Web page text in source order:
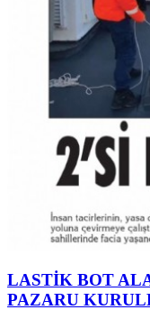
LASTİK BOT
PAZARU